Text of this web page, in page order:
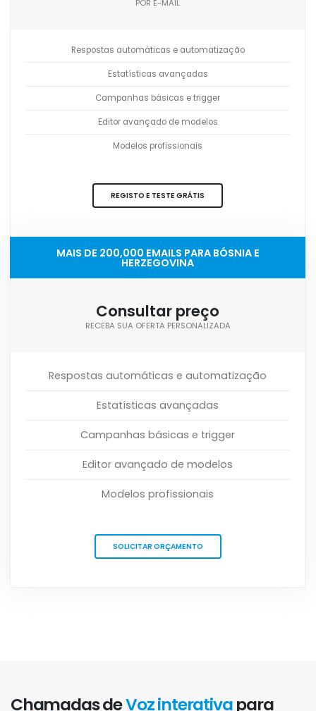
POR E-MAIL
Respostas automáticas e automatização
Estatísticas avançadas
Campanhas básicas e trigger
Editor avançado de modelos
Modelos profissionais
REGISTO E TESTE GRÁTIS
MAIS DE 200,000 EMAILS PARA BÓSNIA E
HERZEGOVINA
Consultar preço
RECEBA SUA OFERTA PERSONALIZADA
Respostas automáticas e automatização
Estatísticas avançadas
Campanhas básicas e trigger
Editor avançado de modelos
Modelos profissionais
SOLICITAR ORÇAMENTO
Chamadas deVoz interativapara